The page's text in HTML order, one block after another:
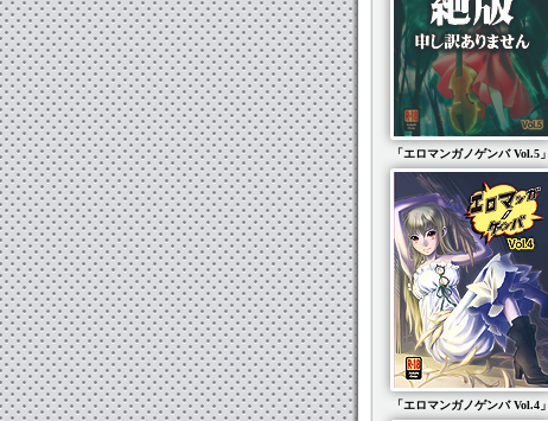
「エロマンガノゲンバ Vol.5」
「エロマンガノゲンバ Vol.4」